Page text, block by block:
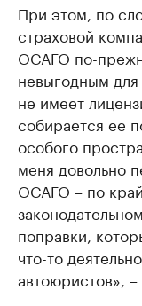
При этом, по
страховой
ОСАГО по-
невыгодным
не имеет
собирается ее
особого
меня довольно
ОСАГО – по
поправки,
что-то
автоюристов»,